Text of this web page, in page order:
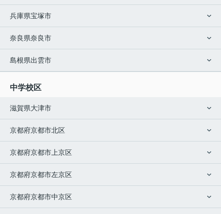
兵庫県宝塚市
奈良県奈良市
島根県出雲市
中学校区
滋賀県大津市
京都府京都市北区
京都府京都市上京区
京都府京都市左京区
京都府京都市中京区